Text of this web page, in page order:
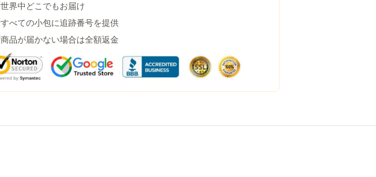
世界中どこでもお届け
すべての小包に追跡番号を提供
商品が届かない場合は全額返金